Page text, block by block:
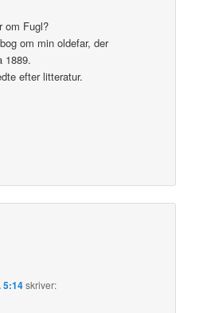
om Fugl?
om min oldefar, der
1889.
efter litteratur.
5:14skriver: